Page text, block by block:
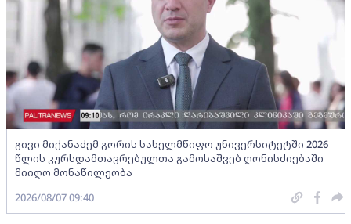
გივი მიქანაძემ გორის სახელმწიფო უნივერსიტეტში 2026
წლის კურსდამთავრებულთა გამოსაშვებ ღონისძიებაში
მიიღო მონაწილეობა
2026/08/07 09:40